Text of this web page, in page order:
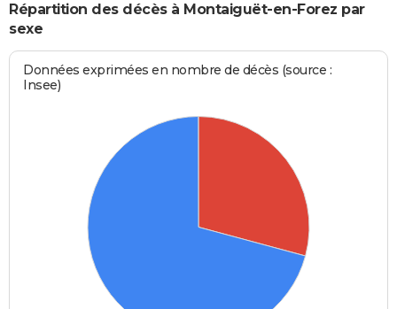
Répartition des décès à Montaiguët-en-Forez par
sexe
Données exprimées en nombre de décès (source :
Insee)